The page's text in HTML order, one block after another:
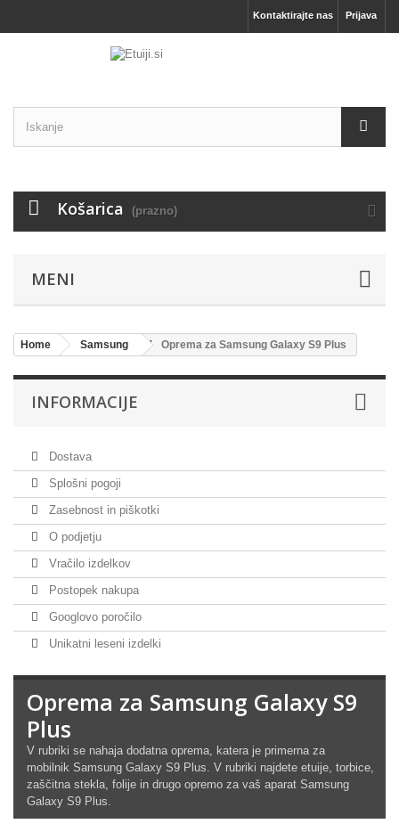
Prijava
Kontaktirajte nas
Košarica (prazno)
MENI
Home Samsung Oprema za Samsung Galaxy S9 Plus
INFORMACIJE
Dostava
Splošni pogoji
Zasebnost in piškotki
O podjetju
Vračilo izdelkov
Postopek nakupa
Googlovo poročilo
Unikatni leseni izdelki
Oprema za Samsung Galaxy S9
Plus
V rubriki se nahaja dodatna oprema, katera je primerna za
mobilnik Samsung Galaxy S9 Plus. V rubriki najdete etuije, torbice,
zaščitna stekla, folije in drugo opremo za vaš aparat Samsung
Galaxy S9 Plus.